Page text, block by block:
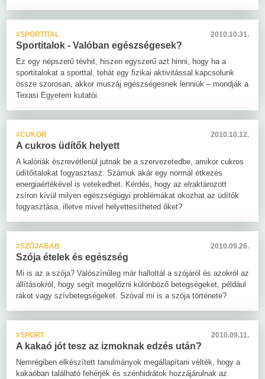
#SPORTITAL 2010.10.31.
Sportitalok - Valóban egészségesek?
Ez egy népszerű tévhit, hiszen egyszerű azt hinni, hogy ha a
sportitalokat a sporttal, tehát egy fizikai aktivitással kapcsolunk
össze szorosan, akkor muszáj egészségesnek lenniük – mondják a
Texasi Egyetem kutatói.
#CUKOR 2010.10.12.
A cukros üdítők helyett
A kalóriák észrevétlenül jutnak be a szervezetedbe, amikor cukros
üdítőitalokat fogyasztasz. Számuk akár egy normál étkezés
energiaértékével is vetekedhet. Kérdés, hogy az elraktározott
zsíron kívül milyen egészségügyi problémákat okozhat az üdítők
fogyasztása, illetve mivel helyettesítheted őket?
#SZÓJABAB 2010.09.26.
Szója ételek és egészség
Mi is az a szója? Valószínűleg már hallottál a szójáról és azokról az
állításokról, hogy segít megelőzni különböző betegségeket, például
rákot vagy szívbetegségeket. Szóval mi is a szója története?
#SPORT 2010.09.11.
A kakaó jót tesz az izmoknak edzés után?
Nemrégiben elkészített tanulmányok megállapítani vélték, hogy a
kakaóban található fehérjék és szénhidrátok hozzájárulnak az